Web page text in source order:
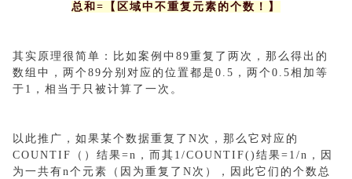
总和=【区域中不重复元素的个数！】
其实原理很简单：比如案例中89重复了两次，那么得出的
数组中，两个89分别对应的位置都是0.5，两个0.5相加等
于1，相当于只被计算了一次。
以此推广，如果某个数据重复了N次，那么它对应的
COUNTIF（）结果=n，而其1/COUNTIF()结果=1/n，因
为一共有n个元素（因为重复了N次），因此它们的个数总